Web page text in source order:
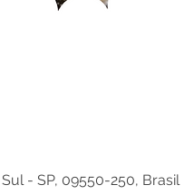
- SP, 09550-250, Brasil